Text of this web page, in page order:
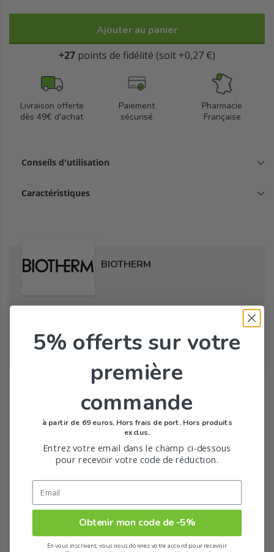
Ajouter au panier
+27 points de fidélité (soit +0,27 €)
Livraison offerte
dès 49€ d'achat
Paiement
sécurisé
Pharmacie
Française
Conseils d'utilisation
Caractéristiques
BIOTHERM
Tous les produits de la marque
Toute la gamme de Déo Pure de BIOTHERM
5% offerts sur votre
première
commande
à partir de 69 euros. Hors frais de port. Hors produits
exclus.
Entrez votre email dans le champ ci-dessous
pour recevoir votre code de réduction.
Obtenir mon code de -5%
En vous inscrivant, vous nous donnez votre accord pour recevoir